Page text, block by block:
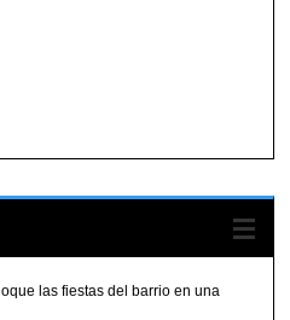
las fiestas del barrio en una